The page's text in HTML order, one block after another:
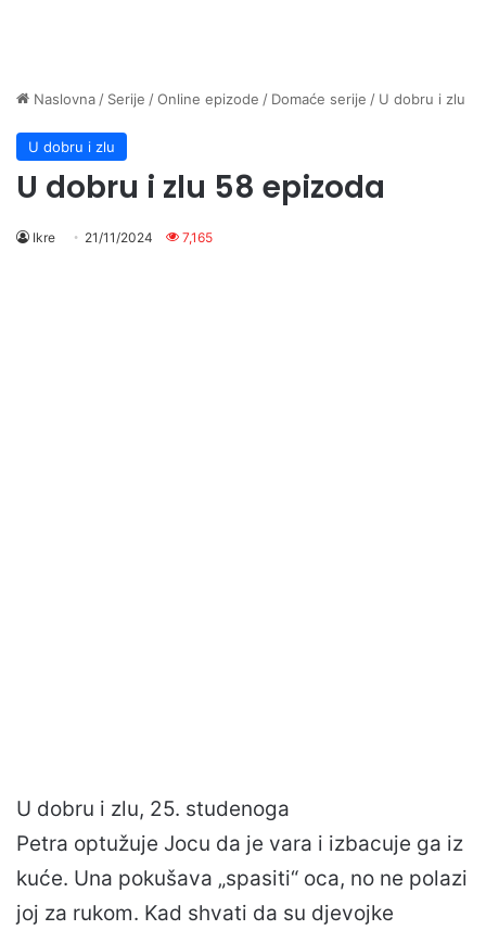
Naslovna / Serije /Online epizode / Domaće serije / U dobru i zlu
U dobru i zlu
U dobru i zlu 58 epizoda
Ikre 21/11/2024 7,165
U dobru i zlu, 25. studenoga
Petra optužuje Jocu da je vara i izbacuje ga iz
kuće. Una pokušava „spasiti“ oca, no ne polazi
joj za rukom. Kad shvati da su djevojke